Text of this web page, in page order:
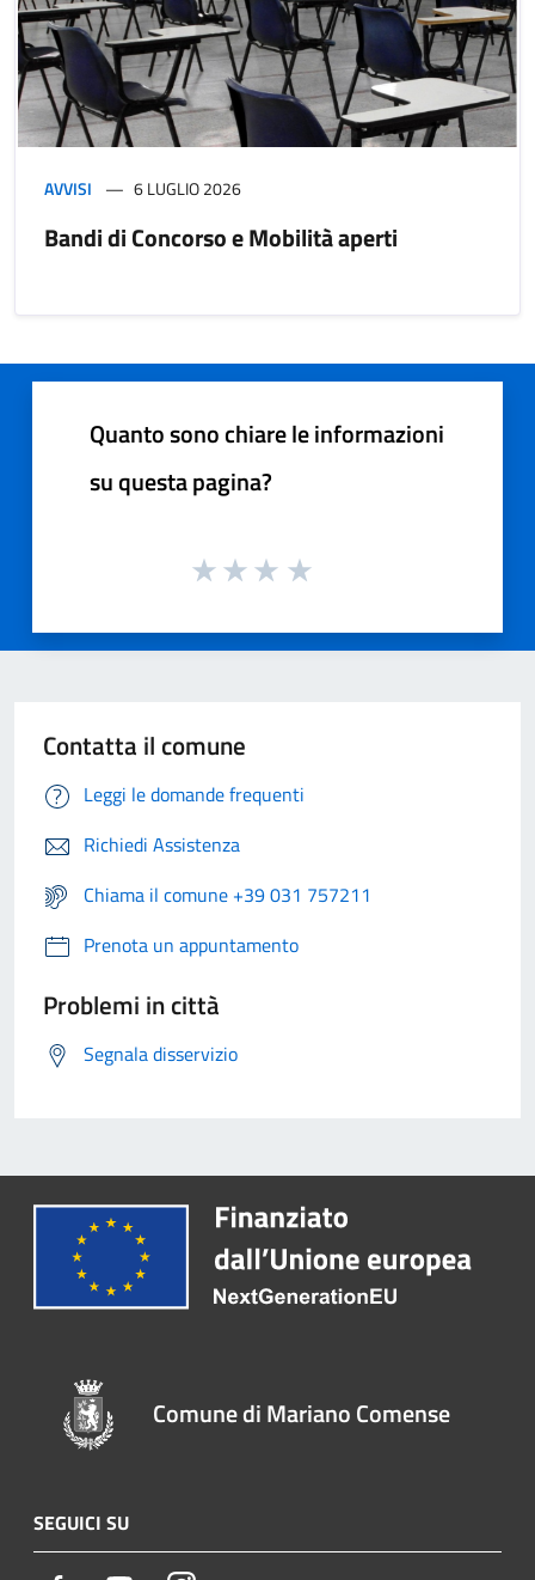
AVVISI 6 LUGLIO 2026
Bandi di Concorso e Mobilità aperti
Quanto sono chiare le informazioni
su questa pagina?
Contatta il comune
Leggi le domande frequenti
Richiedi Assistenza
Chiama il comune +39 031 757211
Prenota un appuntamento
Problemi in città
Segnala disservizio
Comune di Mariano Comense
SEGUICI SU